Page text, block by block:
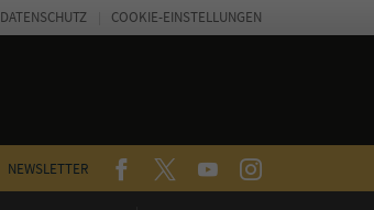
NEWSLETTER FACEBOOKTWITTERYOUTUBEINSTAGRAM
DATENSCHUTZ COOKIE-EINSTELLUNGEN